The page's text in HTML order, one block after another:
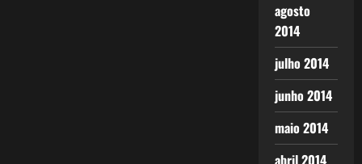
agosto
2014
julho 2014
junho 2014
maio 2014
abril 2014